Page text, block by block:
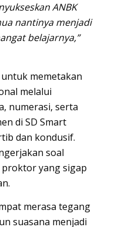
ANBK
nantinya menjadi
belajarnya,”
memetakan
melalui
numerasi, serta
di SD Smart
dan kondusif.
soal
yang sigap
merasa tegang
suasana menjadi